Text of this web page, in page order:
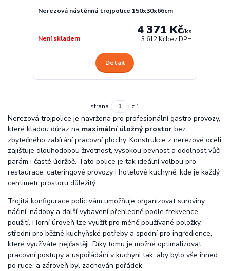
Nerezová nástěnná trojpolice 150x30x66cm
4 371 Kč/ks
3 612 Kčbez DPH
Není skladem
Detail
strana z 1
Nerezová trojpolice je navržena pro profesionální gastro provozy,
které kladou důraz na maximální úložný prostor bez
zbytečného zabírání pracovní plochy. Konstrukce z nerezové oceli
zajišťuje dlouhodobou životnost, vysokou pevnost a odolnost vůči
parám i časté údržbě. Tato police je tak ideální volbou pro
restaurace, cateringové provozy i hotelové kuchyně, kde je každý
centimetr prostoru důležitý.
Trojitá konfigurace polic vám umožňuje organizovat suroviny,
náčiní, nádoby a další vybavení přehledně podle frekvence
použití. Horní úroveň lze využít pro méně používané položky,
střední pro běžné kuchyňské potřeby a spodní pro ingredience,
které využíváte nejčastěji. Díky tomu je možné optimalizovat
pracovní postupy a uspořádání v kuchyni tak, aby bylo vše ihned
po ruce, a zároveň byl zachován pořádek.